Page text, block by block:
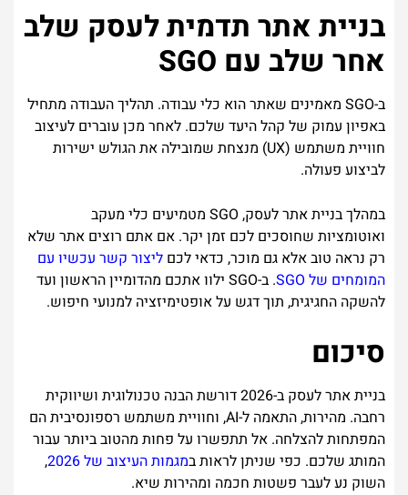
בניית אתר תדמית לעסק שלב
אחר שלב עם SGO
ב-SGO מאמינים שאתר הוא כלי עבודה. תהליך העבודה מתחיל
באפיון עמוק של קהל היעד שלכם. לאחר מכן עוברים לעיצוב
חוויית משתמש (UX) מנצחת שמובילה את הגולש ישירות
לביצוע פעולה.
במהלך בניית אתר לעסק, SGO מטמיעים כלי מעקב
ואוטומציות שחוסכים לכם זמן יקר. אם אתם רוצים אתר שלא
רק נראה טוב אלא גם מוכר, כדאי לכם ליצור קשר עכשיו עם
המומחים של SGO
. ב-SGO ילוו אתכם מהדומיין הראשון ועד
להשקה החגיגית, תוך דגש על אופטימיזציה למנועי חיפוש.
סיכום
בניית אתר לעסק ב-2026 דורשת הבנה טכנולוגית ושיווקית
רחבה. מהירות, התאמה ל-AI, וחוויית משתמש רספונסיבית הם
המפתחות להצלחה. אל תתפשרו על פחות מהטוב ביותר עבור
המותג שלכם. כפי שניתן לראות במגמות העיצוב של 2026
,
השוק נע לעבר פשטות חכמה ומהירות שיא.